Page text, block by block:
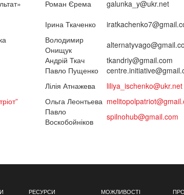
Роман Єрема
galunka_y@ukr.net
Ірина Ткаченко
Володимир
Онищук
Андрій Ткач
tkandriy@gmail.com
Павло Пущенко
Лілія Атнажева
liliya_ischenko@ukr.net
Ольга Леонтьева
Павло
Воскобойніков
spilnohub@gmail.com
РЕСУРСИ МОЖЛИВОСТІ